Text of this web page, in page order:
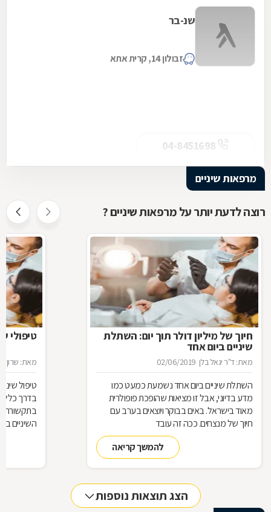
שנ-בר
זבולון 14, קרית אתא
מרפאות שיניים
רוצה לדעת יותר על מרפאות שיניים ?
חיוך של מיליון דולר תוך יום: השתלת
שיניים ביום אחד
מאת: ד"ר יגאל בלן 02/06/2019
השתלת שיניים ביום אחד נשמעת כמעט כמו
מדע בדיוני, אבל זו מציאות שהופכת פופולרית
מאוד בישראל. באים בבוקר ויוצאים בערב עם
חיוך של מנצחים. ככה זה עובד
להמשך קריאה
טיפולי
מאת: שרון
טיפול
בדרך כלל
בתקשורת
השיניים
הצג תוצאות נוספות